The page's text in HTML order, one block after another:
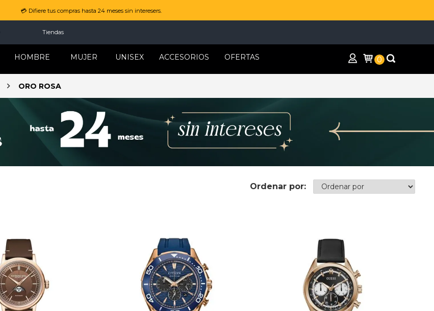
💳 Difiere tus compras hasta 24 meses sin interesers.
Tiendas
HOMBRE MUJER UNISEX ACCESORIOS OFERTAS 0
ORO ROSA
Ordenar por: